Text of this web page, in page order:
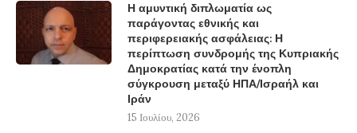
Η αμυντική διπλωματία ως
παράγοντας εθνικής και
περιφερειακής ασφάλειας: Η
περίπτωση συνδρομής της Κυπριακής
Δημοκρατίας κατά την ένοπλη
σύγκρουση μεταξύ ΗΠΑ/Ισραήλ και
Ιράν
15 Ιουλίου, 2026